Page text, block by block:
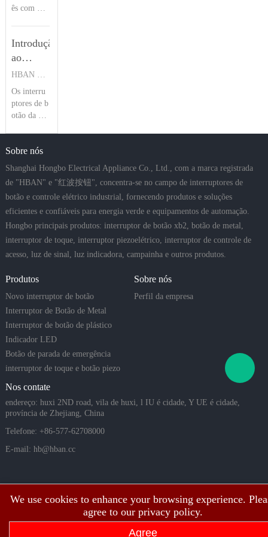
We use cookies to enhance your browsing experience.
agree to our privacy policy.
Agree
marítimas,
nde spray s
alino
s tradicion
om classifi
cações à pr
IP68 e à pr
ova de cho
ques IK09,
ele oferece
el de 1.000
ao
de
pressão
HBAN
ês com 23
m chaves p
iezoelétric
HBPS da
HBAN se
destaca pel
a imperme
tência a im
pactos IK0
9 e constru
ção em aço
inoxidável.
Oferecend
o tipos de
cabeça circ
ular cônca
va/plana/c
Introdução
ao
produto
do
interruptor
de botão
| Botão
HBAN
Os interru
ptores de b
otão da sér
várias opç
ões de mo
ntagem, cl
assificação
IP67 à pro
va d'água e
até 5 milh
os mecânic
os, tornand
para sistem
as domésti
cos intelig
pamentos i
ndustriais
e aplicaçõe
s de alta
Sobre nós
Shanghai Hongbo Electrical Appliance Co., Ltd., com a marca registrada
de "HBAN" e "红波按钮", concentra-se no campo de interruptores de
botão e controle elétrico industrial, fornecendo produtos e soluções
eficientes e confiáveis para energia verde e equipamentos de automação.
Hongbo principais produtos: interruptor de botão xb2, botão de metal,
interruptor de toque, interruptor piezoelétrico, interruptor de controle de
acesso, luz de sinal, luz indicadora, campainha e outros produtos.
Produtos
Novo interruptor de botão
Interruptor de Botão de Metal
Interruptor de botão de plástico
Indicador LED
Botão de parada de emergência
interruptor de toque e botão piezo
Sobre nós
Perfil da empresa
Nos contate
endereço: huxi 2ND road, vila de huxi, l IU é cidade, Y UE é cidade,
província de Zhejiang, China
Telefone: +86-577-62708000
E-mail: hb@hban.cc